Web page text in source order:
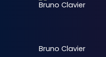
Bruno Clavier